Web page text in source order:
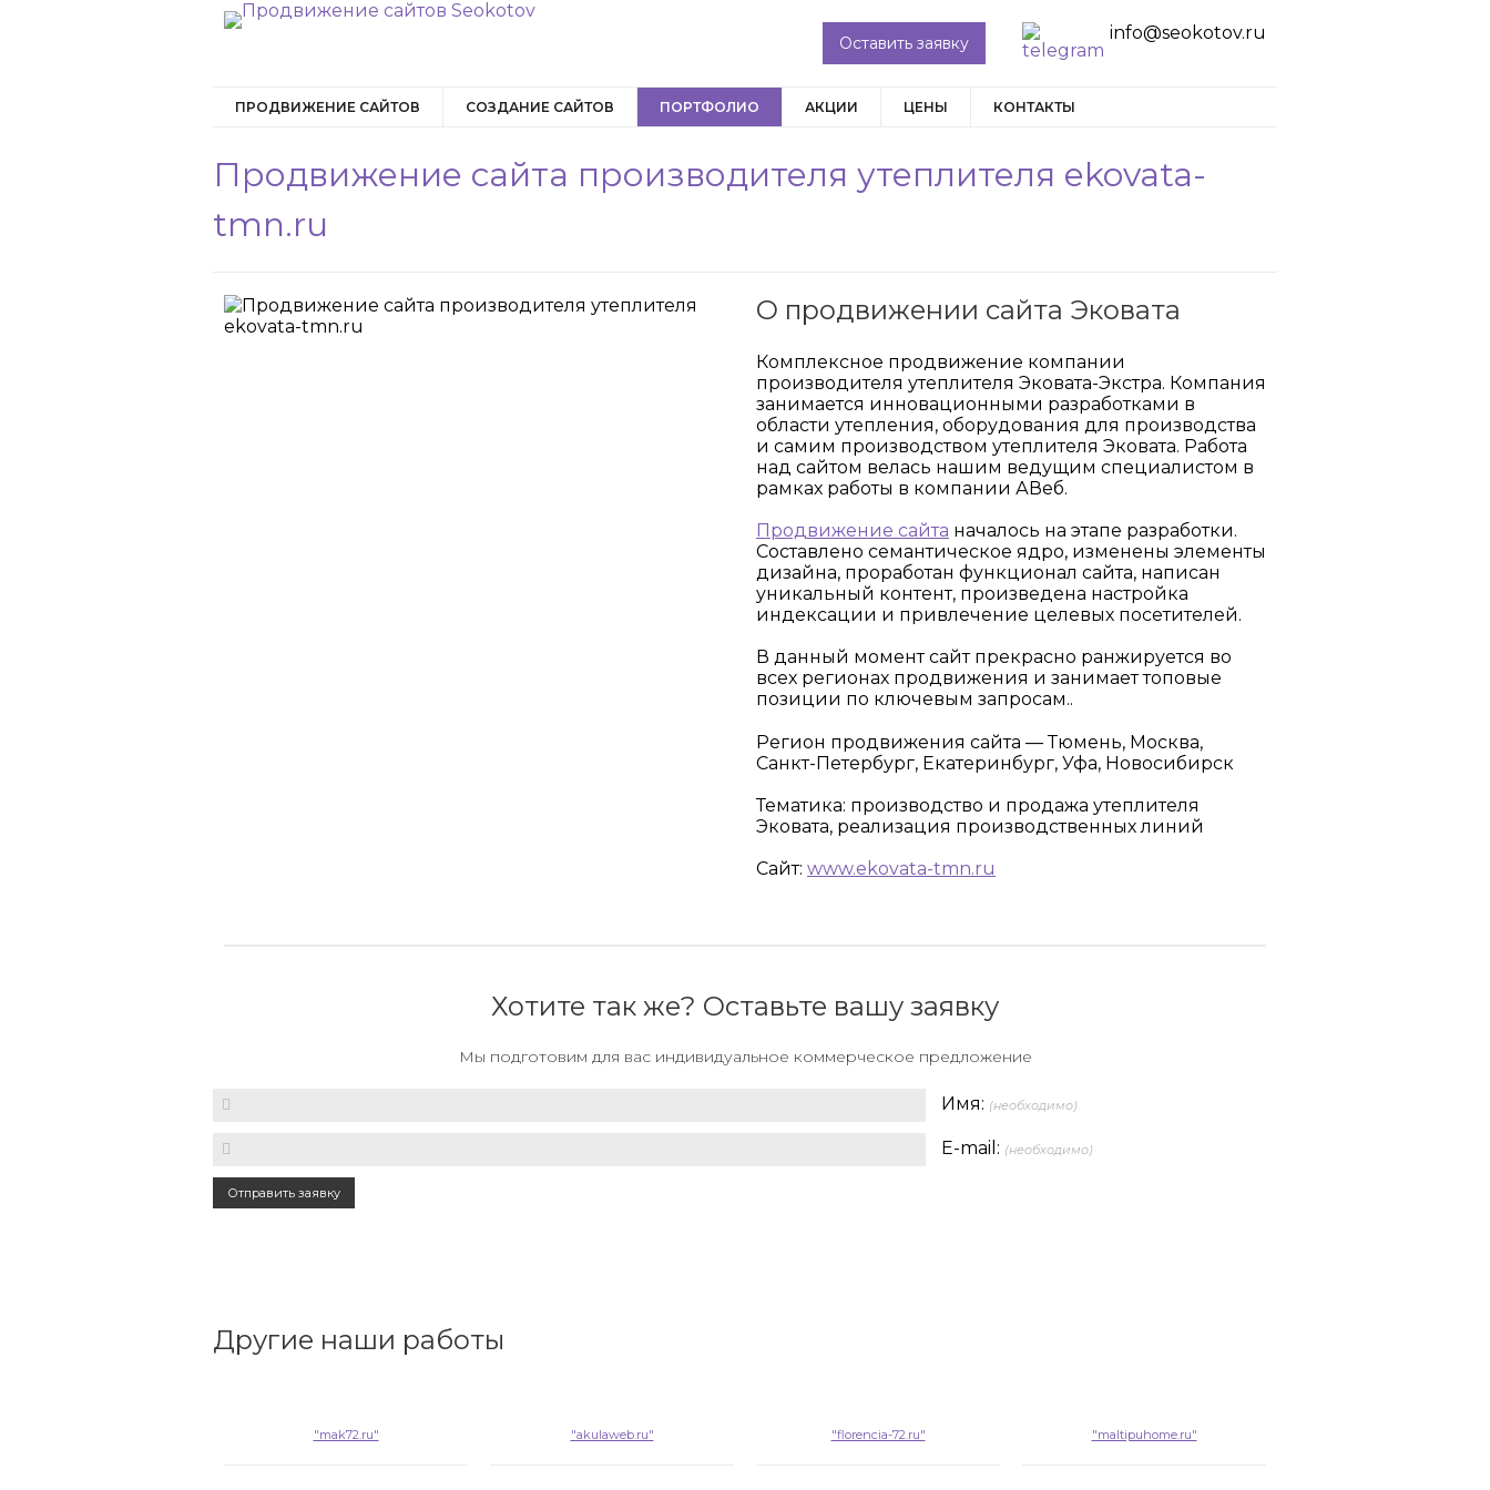
Оставить заявку info@seokotov.ru
ПРОДВИЖЕНИЕ САЙТОВ СОЗДАНИЕ САЙТОВ ПОРТФОЛИО АКЦИИ ЦЕНЫ КОНТАКТЫ
Продвижение сайта производителя утеплителя ekovata-
tmn.ru
О продвижении сайта Эковата
Комплексное продвижение компании
производителя утеплителя Эковата-Экстра. Компания
занимается инновационными разработками в
области утепления, оборудования для производства
и самим производством утеплителя Эковата. Работа
над сайтом велась нашим ведущим специалистом в
рамках работы в компании АВеб.
Продвижение сайта началось на этапе разработки.
Составлено семантическое ядро, изменены элементы
дизайна, проработан функционал сайта, написан
уникальный контент, произведена настройка
индексации и привлечение целевых посетителей.
В данный момент сайт прекрасно ранжируется во
всех регионах продвижения и занимает топовые
позиции по ключевым запросам..
Регион продвижения сайта — Тюмень, Москва,
Санкт-Петербург, Екатеринбург, Уфа, Новосибирск
Тематика: производство и продажа утеплителя
Эковата, реализация производственных линий
Сайт: www.ekovata-tmn.ru
Хотите так же? Оставьте вашу заявку
Мы подготовим для вас индивидуальное коммерческое предложение
Имя: (необходимо)
E-mail: (необходимо)
Отправить заявку
Другие наши работы
"mak72.ru" "akulaweb.ru" "florencia-72.ru" "maltipuhome.ru"